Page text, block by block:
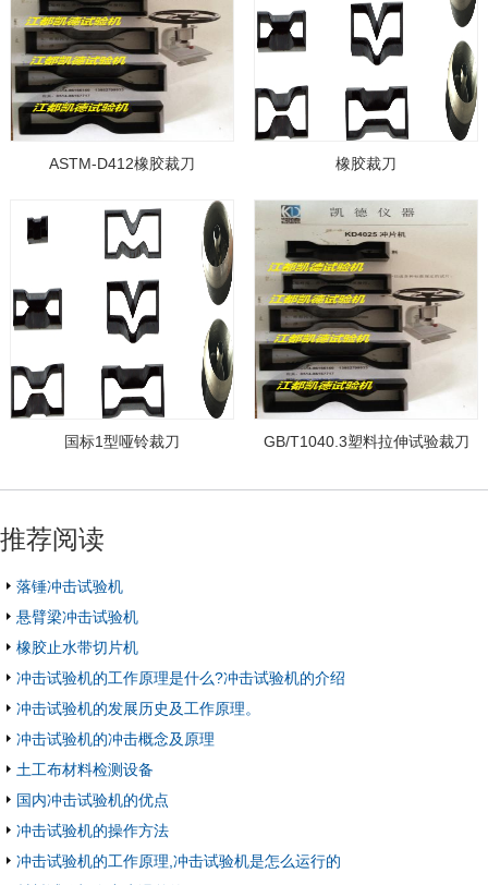
ASTM-D412橡胶裁刀 橡胶裁刀
国标1型哑铃裁刀 GB/T1040.3塑料拉伸试验裁刀
推荐阅读
落锤冲击试验机
悬臂梁冲击试验机
橡胶止水带切片机
冲击试验机的工作原理是什么?冲击试验机的介绍
冲击试验机的发展历史及工作原理。
冲击试验机的冲击概念及原理
土工布材料检测设备
国内冲击试验机的优点
冲击试验机的操作方法
冲击试验机的工作原理,冲击试验机是怎么运行的